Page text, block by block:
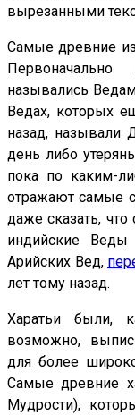
вырезанными
Самые древние
назывались
Ведах, которых
назад, называли
день либо
пока по каким-
отражают самые
даже сказать, что
индийские
Арийских Вед,
лет тому назад.
Харатьи были,
возможно,
для более
Самые древние
Мудрости),